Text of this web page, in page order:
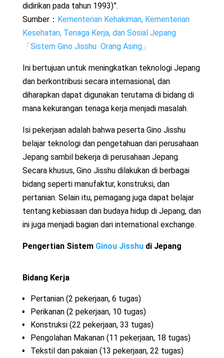
didirikan pada tahun 1993)”.
Sumber： Kementerian Kehakiman, Kementerian
Kesehatan, Tenaga Kerja, dan Sosial Jepang
「Sistem Gino Jisshu Orang Asing」
Ini bertujuan untuk meningkatkan teknologi Jepang
dan berkontribusi secara internasional, dan
diharapkan dapat digunakan terutama di bidang di
mana kekurangan tenaga kerja menjadi masalah.
Isi pekerjaan adalah bahwa peserta Gino Jisshu
belajar teknologi dan pengetahuan dari perusahaan
Jepang sambil bekerja di perusahaan Jepang.
Secara khusus, Gino Jisshu dilakukan di berbagai
bidang seperti manufaktur, konstruksi, dan
pertanian. Selain itu, pemagang juga dapat belajar
tentang kebiasaan dan budaya hidup di Jepang, dan
ini juga menjadi bagian dari international exchange.
Pengertian Sistem Ginou Jisshudi Jepang
Bidang Kerja
Pertanian (2 pekerjaan, 6 tugas)
Perikanan (2 pekerjaan, 10 tugas)
Konstruksi (22 pekerjaan, 33 tugas)
Pengolahan Makanan (11 pekerjaan, 18 tugas)
Tekstil dan pakaian (13 pekerjaan, 22 tugas)